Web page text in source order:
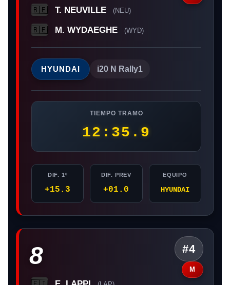
🇧🇪 T. NEUVILLE (NEU)
🇧🇪 M. WYDAEGHE (WYD)
HYUNDAI i20 N Rally1
TIEMPO TRAMO
12:35.9
DIF. 1º
+15.3
DIF. PREV
+01.0
EQUIPO
HYUNDAI
8 #4
M